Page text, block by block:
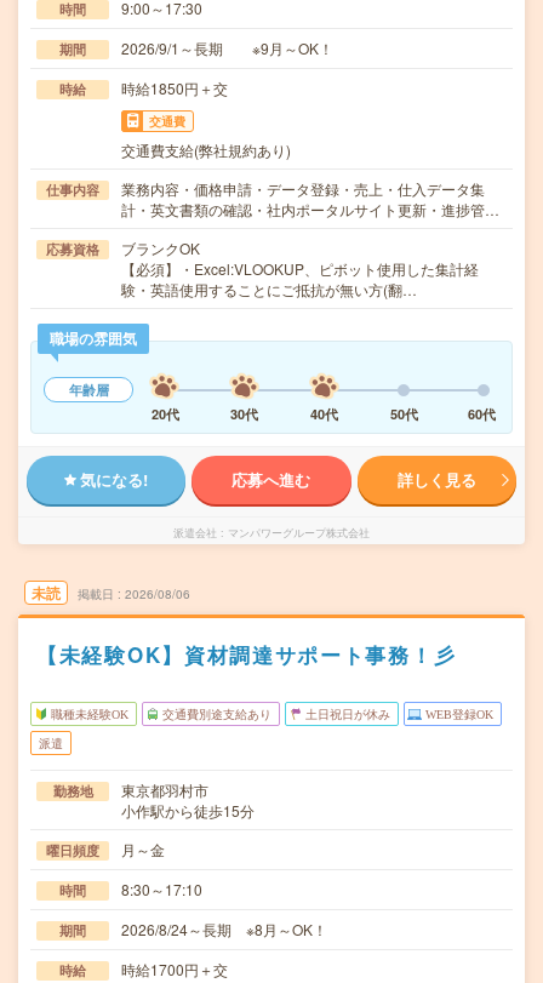
時間 9:00～17:30
期間 2026/9/1～長期 ※9月～OK！
時給 時給1850円＋交
交通費
交通費支給(弊社規約あり)
仕事内容
業務内容・価格申請・データ登録・売上・仕入データ集
計・英文書類の確認・社内ポータルサイト更新・進捗管…
応募資格
ブランクOK
【必須】・Excel:VLOOKUP、ピボット使用した集計経
験・英語使用することにご抵抗が無い方(翻…
職場の雰囲気
年齢層
20代
30代 40代 50代 60代
気になる! 応募へ進む 詳しく見る
派遣会社 マンパワーグループ株式会社
未読 掲載日 2026/08/06
【未経験OK】資材調達サポート事務！彡
職種未経験OK 交通費別途支給あり 土日祝日が休み WEB登録OK
派遣
勤務地
東京都羽村市
小作駅から徒歩15分
曜日頻度 月～金
時間 8:30～17:10
期間 2026/8/24～長期 ※8月～OK！
時給 時給1700円＋交